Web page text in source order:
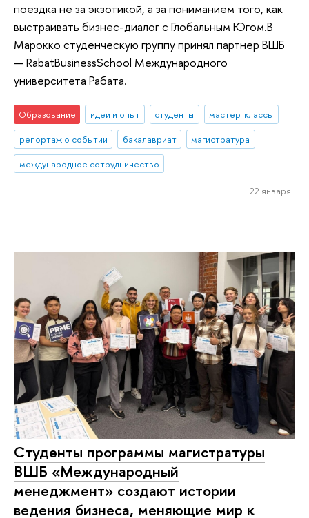
поездка не за экзотикой, а за пониманием того, как
выстраивать бизнес-диалог с Глобальным Югом.В
Марокко студенческую группу принял партнер ВШБ
— RabatBusinessSchool Международного
университета Рабата.
Образование идеи и опыт студенты
мастер-классы
репортаж о событии
бакалавриат
магистратура
международное сотрудничество
22 января
Cтуденты программы магистратуры
ВШБ «Международный
менеджмент» создают истории
ведения бизнеса, меняющие мир к